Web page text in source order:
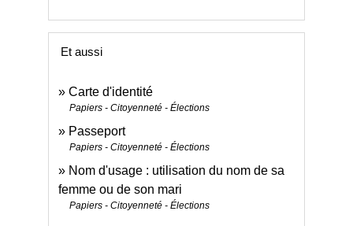
Et aussi
Carte d'identité
Papiers - Citoyenneté - Élections
Passeport
Papiers - Citoyenneté - Élections
Nom d'usage : utilisation du nom de sa
femme ou de son mari
Papiers - Citoyenneté - Élections